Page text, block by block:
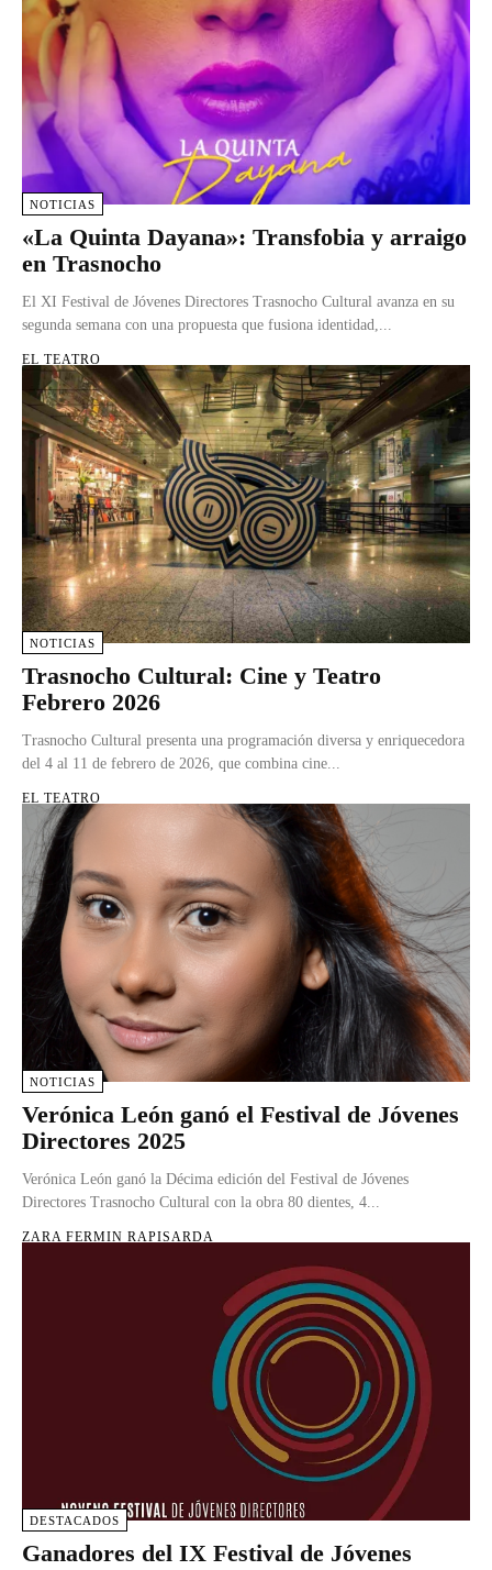
NOTICIAS
«La Quinta Dayana»: Transfobia y arraigo
en Trasnocho
El XI Festival de Jóvenes Directores Trasnocho Cultural avanza en su
segunda semana con una propuesta que fusiona identidad,...
EL TEATRO
NOTICIAS
Trasnocho Cultural: Cine y Teatro
Febrero 2026
Trasnocho Cultural presenta una programación diversa y enriquecedora
del 4 al 11 de febrero de 2026, que combina cine...
EL TEATRO
NOTICIAS
Verónica León ganó el Festival de Jóvenes
Directores 2025
Verónica León ganó la Décima edición del Festival de Jóvenes
Directores Trasnocho Cultural con la obra 80 dientes, 4...
ZARA FERMIN RAPISARDA
DESTACADOS
Ganadores del IX Festival de Jóvenes